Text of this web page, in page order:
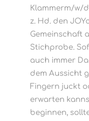
Klammerm/w/
z. Hd. den
Gemeinschaft
Stichprobe.
auch immer
dem Aussicht
Fingern juckt
erwarten
beginnen,